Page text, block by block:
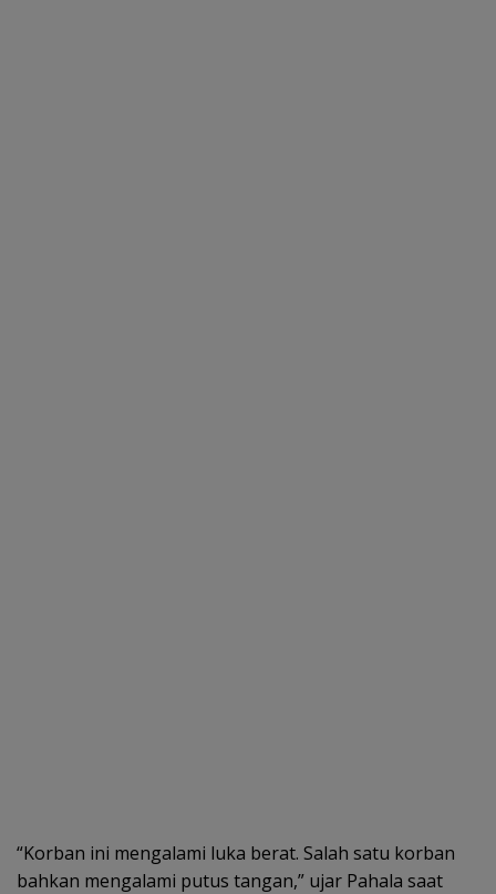
“Korban ini mengalami luka berat. Salah satu korban
bahkan mengalami putus tangan,” ujar Pahala saat